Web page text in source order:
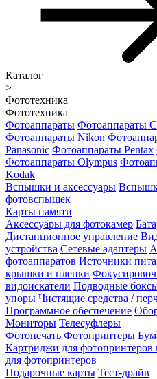
Каталог
>
Фототехника
Фототехника
Фотоаппараты Фотоаппараты
Фотоаппараты Nikon
Panasonic Фотоаппараты Pentax
Фотоаппараты Olympus
Kodak
Вспышки и аксессуары
фотовспышек
Карты памяти
Аксессуары для фотокамер
Дистанционное управление
устройства Сетевые адаптеры
фотоаппаратов Источники
крышки и пленки
видоискатели Подводные
упоры Чистящие средства /
Программное обеспечение
Мониторы Телесуфлеры
Фотопечать Фотопринтеры
Картриджи для фотопринтеров
для фотопринтеров
Подарочные карты Тест-драйв